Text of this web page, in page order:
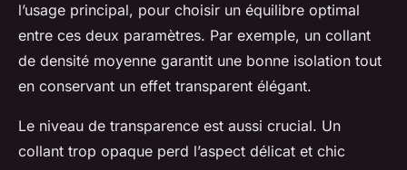
l’usage principal, pour choisir un équilibre optimal
entre ces deux paramètres. Par exemple, un collant
de densité moyenne garantit une bonne isolation tout
en conservant un effet transparent élégant.
Le niveau de transparence est aussi crucial. Un
collant trop opaque perd l’aspect délicat et chic